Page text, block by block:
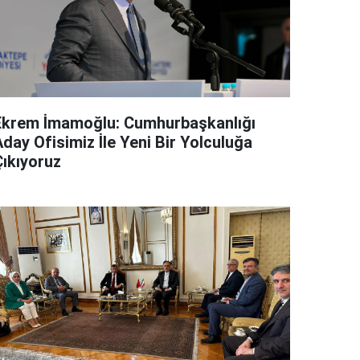
İmamoğlu: Cumhurbaşkanlığı
Ofisimiz İle Yeni Bir Yolculuğa